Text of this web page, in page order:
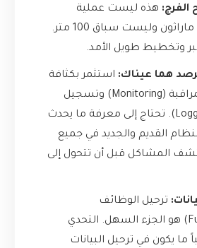
الفرج: هذه ليست عملية
سريعة. إنها ماراثون وليست سباق 100 متر.
وتخطيط طويل الأمد.
هما عيناك: استثمر بكثافة
في أدوات المراقبة (Monitoring) وتسجيل
الأحداث (Logging). تحتاج إلى معرفة ما يحدث
القديم والجديد في جميع
المشاكل قبل أن تتحول إلى
ترحيل الوظائف
(Functionality) هو الجزء السهل. التحدي
ما يكون في ترحيل البيانات